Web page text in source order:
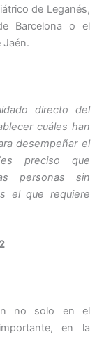
de Leganés,
Barcelona o el
Jaén.
directo del
cuáles han
desempeñar el
preciso que
personas sin
el que requiere
no solo en el
en la